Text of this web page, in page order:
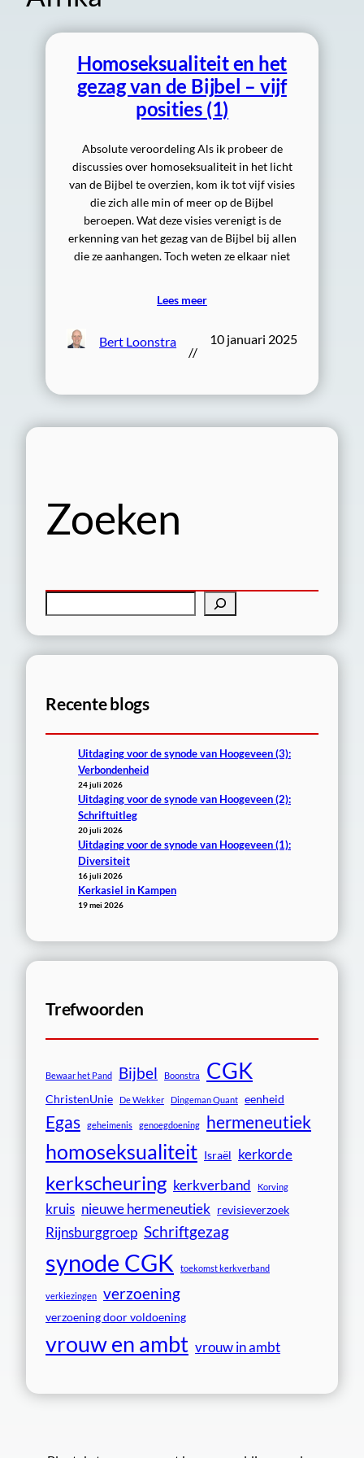
Homoseksualiteit en het
gezag van de Bijbel – vijf
posities (1)
Absolute veroordeling Als ik probeer de
discussies over homoseksualiteit in het licht
van de Bijbel te overzien, kom ik tot vijf visies
die zich alle min of meer op de Bijbel
beroepen. Wat deze visies verenigt is de
erkenning van het gezag van de Bijbel bij allen
die ze aanhangen. Toch weten ze elkaar niet
Lees meer
Bert Loonstra
//
10 januari 2025
Zoeken
n
Recente blogs
Uitdaging voor de synode van Hoogeveen (3):
Verbondenheid
24 juli 2026
Uitdaging voor de synode van Hoogeveen (2):
Schriftuitleg
20 juli 2026
Uitdaging voor de synode van Hoogeveen (1):
Diversiteit
16 juli 2026
Kerkasiel in Kampen
19 mei 2026
Trefwoorden
Bewaar het Pand Bijbel Boonstra CGK
ChristenUnie De Wekker Dingeman Quant eenheid
Egas geheimenis genoegdoening hermeneutiek
homoseksualiteit Israël kerkorde
kerkscheuring kerkverband Korving
kruis nieuwe hermeneutiek revisieverzoek
Rijnsburggroep Schriftgezag
synode CGK toekomst kerkverband
verkiezingen verzoening
verzoening door voldoening
vrouw en ambt vrouw in ambt